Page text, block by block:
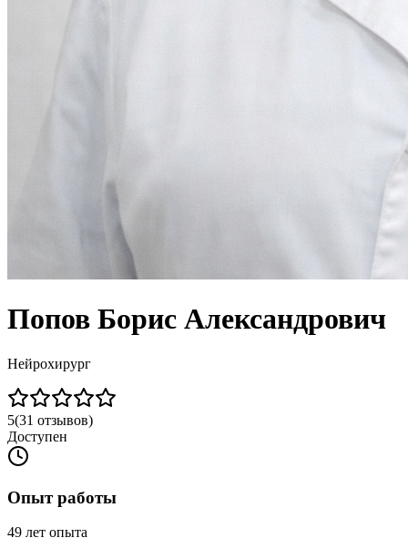
Попов Борис Александрович
Нейрохирург
5(31 отзывов)
Доступен
Опыт работы
49 лет опыта